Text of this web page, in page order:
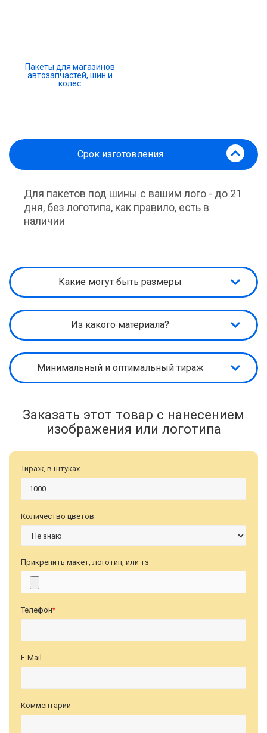
Пакеты для магазинов
автозапчастей, шин и
колес
Срок изготовления
Для пакетов под шины с вашим лого - до 21
дня, без логотипа, как правило, есть в
наличии
Какие могут быть размеры
Из какого материала?
Минимальный и оптимальный тираж
Заказать этот товар с нанесением
изображения или логотипа
Тираж, в штуках
Количество цветов
Прикрепить макет, логотип, или тз
Телефон*
E-Mail
Комментарий